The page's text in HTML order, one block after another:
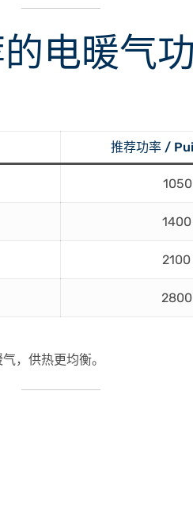
电暖气
推荐功率 /
气，供热更均衡。